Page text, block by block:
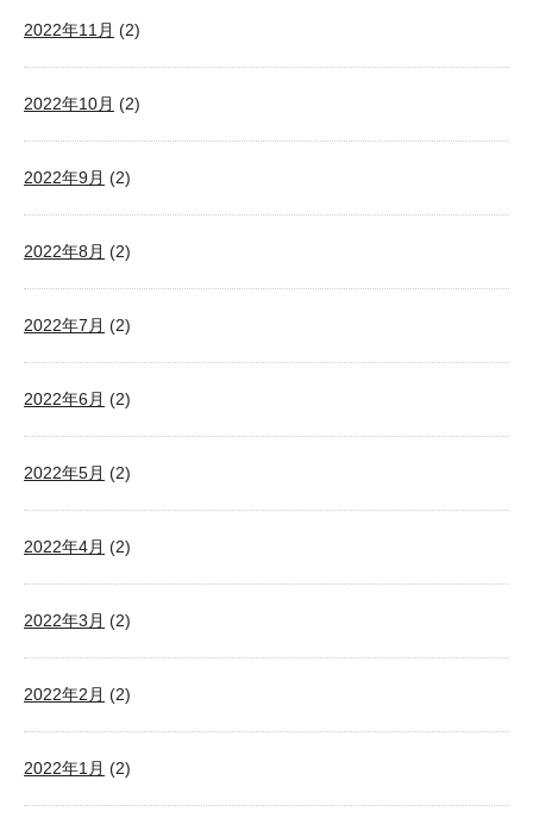
2022年11月 (2)
2022年10月 (2)
2022年9月 (2)
2022年8月 (2)
2022年7月 (2)
2022年6月 (2)
2022年5月 (2)
2022年4月 (2)
2022年3月 (2)
2022年2月 (2)
2022年1月 (2)